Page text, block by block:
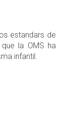
estandars de
la OMS ha
infantil.